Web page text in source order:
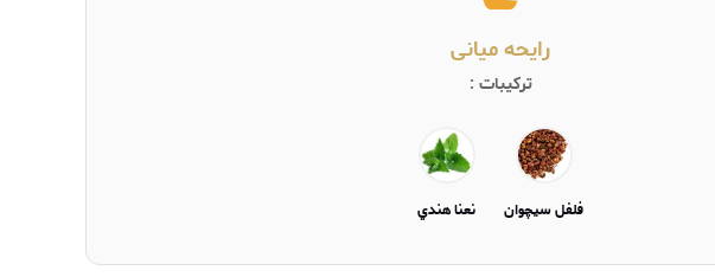
رایحه میانی
ترکیبات :
فلفل سيچوان نعنا هندي